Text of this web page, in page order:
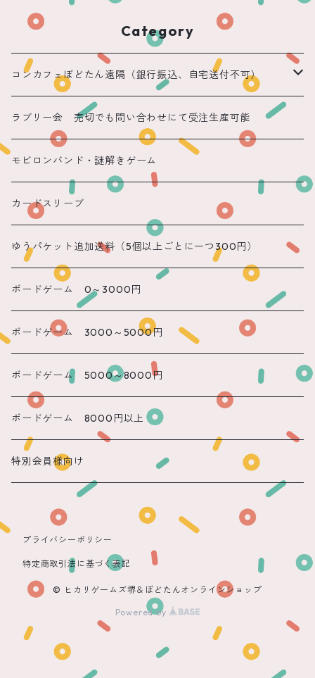
Category
コンカフェぼどたん遠隔（銀行振込、自宅送付不可）
遠隔 ちほまる
遠隔 ねこ
遠隔 あまね
遠隔 りん
遠隔 のん
遠隔 かのん
遠隔 もね
ラブリー会 売切でも問い合わせにて受注生産可能
モビロンバンド・謎解きゲーム
カードスリーブ
ゆうパケット追加送料（5個以上ごとに一つ300円）
ボードゲーム 0～3000円
ボードゲーム 3000～5000円
ボードゲーム 5000～8000円
ボードゲーム 8000円以上
特別会員様向け
プライバシーポリシー
特定商取引法に基づく表記
© ヒカリゲームズ堺＆ぼどたんオンラインショップ
Powered by